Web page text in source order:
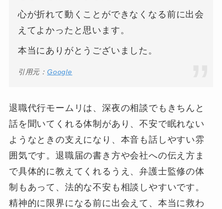
心が折れて動くことができなくなる前に出会
えてよかったと思います。
本当にありがとうございました。
引用元：Google
退職代行モームリは、深夜の相談でもきちんと
話を聞いてくれる体制があり、不安で眠れない
ようなときの支えになり、本音も話しやすい雰
囲気です。退職届の書き方や会社への伝え方ま
で具体的に教えてくれるうえ、弁護士監修の体
制もあって、法的な不安も相談しやすいです。
精神的に限界になる前に出会えて、本当に救わ